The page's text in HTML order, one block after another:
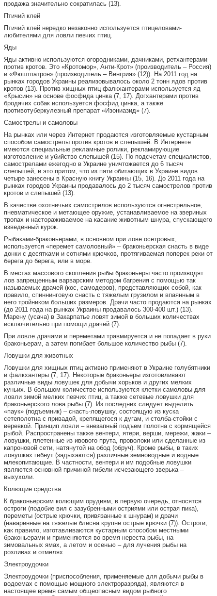
продажа значительно сократилась (13).
Птичий клей
Птичий клей нередко незаконно используется птицеловами-
любителями для ловли певчих птиц.
Яды
Яды активно используются огородниками, дачниками, ретхантерами
против кротов. Это «Кротомор», Анти-Крот» (производитель – Россия)
и «Фюштпатрон» (производитель – Венгрия» (12)). На 2011 год на
рынках городов Украины реализовывалось около 2 тонн ядов против
кротов (13). Против хищных птиц фалкхантерами используется яд
«Крысин» на основе фосфида цинка (7, 17). Догхантерами против
бродячих собак используется фосфид цинка, а также
противотуберкулезный препарат «Изониазид» (7).
Самострелы и самоловы
На рынках или через Интернет продаются изготовляемые кустарным
способом самострелы против кротов и слепышей. В Интернете
имеются специальные рекламные ролики, рекламирующие
изготовление и убийство слепышей (15). По подсчетам специалистов,
самострелами ежегодно в Украине уничтожается до 6 тысяч
слепышей, и это притом, что из пяти обитающих в Украине видов
четыре занесены в Красную книгу Украины (15, 16). До 2011 года на
рынках городов Украины продавалось до 2 тысяч самострелов против
кротов и слепышей (13).
В качестве охотничьих самострелов используются огнестрельное,
пневматическое и метающее оружие, устанавливаемое на звериных
тропах и настораживаемое на касание животным шнура, спускающего
взведенный курок.
Рыбаками-браконьерами, в основном при лове осетровых,
используется «перемет самоловный» – браконьерская снасть в виде
донки с десятками и сотнями крючков, протягиваемая поперек реки от
берега до берега, или в море.
В местах массового скопления рыбы браконьеры часто производят
лов запрещенным варварским методом багрения с помощью так
называемых драчей (кос, самодеров), представляющих собой, как
правило, спиннинговую снасть с тяжелым грузилом и впаянным в
него тройником больших размеров. Драчи часто продаются на рынках
(до 2011 года на рынках Украины продавалось 300-400 шт.) (13).
Марену (усача) в Закарпатье ловят зимой в больших количествах
исключительно при помощи драчей (7).
При ловле драчами и переметами травмируется и не попадает в руки
браконьерам, а затем погибает большое количество рыбы (7).
Ловушки для животных
Ловушки для хищных птиц активно применяют в Украине голубятники
и фалкхантеры (7, 17). Некоторые браконьеры изготовливают
различные виды ловушек для добычи хорьков и других мелких
куньих. В большом количестве используются клетки-самоловы для
ловли зимой мелких певчих птиц, а также сетевые ловушки для
браконьерского лова рыбы (7). Из последних следует выделить
«паук» (подъемник) – снасть-ловушку, состоящую из куска
сетеполотна с привадой, крепящегося к дугам, и столба-стойки с
веревкой. Принцип ловли – внезапный подъем полотна с кормящейся
рыбой. Распространены также вентери, ятери, верши, мережи, жаки –
ловушки, плетенные из ивового прута, проволоки или сделанные из
капроновой сети, натянутой на обод (обруч). Кроме рыбы, в таких
ловушках гибнут (задыхаются) различные земноводные и водные
млекопитающие. В частности, вентери и им подобные ловушки
являются основной причиной гибели исчезающего зверька –
выхухоли.
Колющие средства
К браконьерским колющим орудиям, в первую очередь, относятся
остроги (подобие вил с зазубренными остриями или острая пика),
переметы (острые крючки, привязанные к шнурам) и драчи
(наваренные на тяжелые блесна крупне острые крючки (7)). Остроги,
как правило, изготавливаются кустарным способом местными
браконьерами и применяются во время нереста рыбы, на
зимовальных ямах, а летом и осенью – для лучения рыбы на
розливах и отмелях.
Электроудочки
Электроудочки (приспособления, применяемые для добычи рыбы в
водоемах с помощью мощного электроразряда), являются в
настоящее время самым общеопасным видом рыбного